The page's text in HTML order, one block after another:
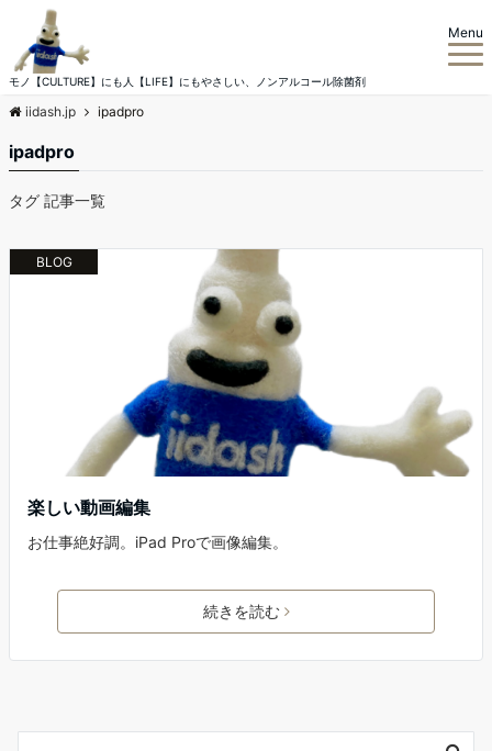
モノ【CULTURE】にも人【LIFE】にもやさしい、ノンアルコール除菌剤
Menu
iidash.jp ipadpro
ipadpro
タグ 記事一覧
BLOG
楽しい動画編集
お仕事絶好調。iPad Proで画像編集。
続きを読む